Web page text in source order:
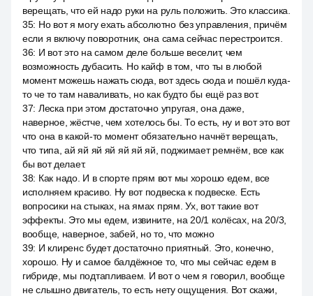
верещать, что ей надо руки на руль положить. Это классика.
35: Но вот я могу ехать абсолютно без управления, причём
если я включу поворотник, она сама сейчас перестроится.
36: И вот это на самом деле больше веселит, чем
возможность дубасить. Но кайф в том, что ты в любой
момент можешь нажать сюда, вот здесь сюда и пошёл куда-
то че то там наваливать, но как будто бы ещё раз вот.
37: Леска при этом достаточно упругая, она даже,
наверное, жёстче, чем хотелось бы. То есть, ну и вот это вот
что она в какой-то момент обязательно начнёт верещать,
что типа, ай яй яй яй яй яй яй, поджимает ремнём, все как
бы вот делает.
38: Как надо. И в спорте прям вот мы хорошо едем, все
исполняем красиво. Ну вот подвеска к подвеске. Есть
вопросики на стыках, на ямах прям. Ух, вот такие вот
эффекты. Это мы едем, извините, на 20/1 колёсах, на 20/3,
вообще, наверное, забей, но то, что можно
39: И клиренс будет достаточно приятный. Это, конечно,
хорошо. Ну и самое балдёжное то, что мы сейчас едем в
гибриде, мы подтапливаем. И вот о чем я говорил, вообще
не слышно двигатель, то есть нету ощущения. Вот скажи,